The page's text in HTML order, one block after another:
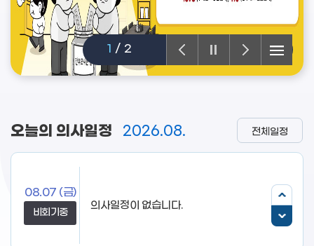
1 / 2
오늘의 의사일정 2026.08.
08.07 (금)
비회기중
전체일정